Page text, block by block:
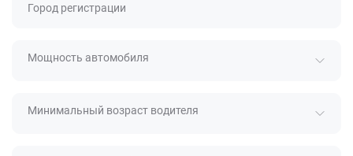
Город регистрации
Мощность автомобиля
Минимальный возраст водителя